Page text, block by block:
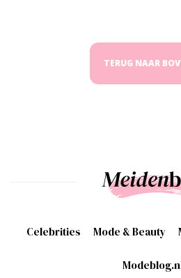
TERUG NAAR
Celebrities Mode & Beauty